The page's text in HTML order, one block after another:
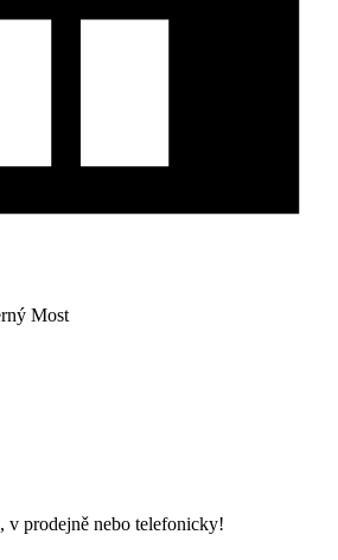
Most
v prodejně nebo telefonicky!